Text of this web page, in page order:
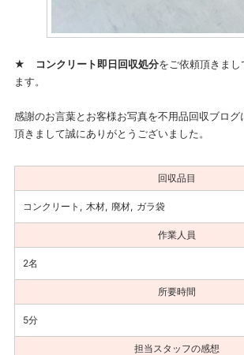
★ コンクリート即日回収処分をご依頼頂きま
ます。
感謝のお言葉とお客様お写真を不用品回収ブログ
頂きまして誠にありがとうございました。
回収品目
コンクリート 木材 廃材 ガラ袋
作業人員
2名
所要時間
5分
担当スタッフの感想